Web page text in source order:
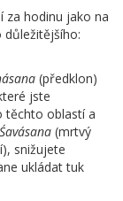
za hodinu jako na
důležitějšího:
(předklon)
jste
těchto oblastí a
Śavásana (mrtvý
snižujete
ukládat tuk